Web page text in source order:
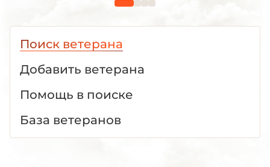
Поиск ветерана
Добавить ветерана
Помощь в поиске
База ветеранов